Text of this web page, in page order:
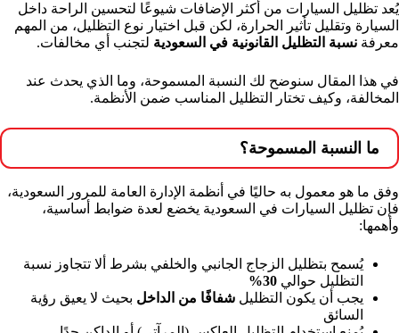
يُعد تظليل السيارات من أكثر الإضافات شيوعًا لتحسين الراحة داخل
السيارة وتقليل تأثير الحرارة، لكن قبل اختيار نوع التظليل، من المهم
معرفة نسبة التظليل القانونية في السعودية لتجنب أي مخالفات.
في هذا المقال سنوضح لك النسبة المسموحة، وما الذي يحدث عند
المخالفة، وكيف تختار التظليل المناسب ضمن الأنظمة.
ما النسبة المسموحة؟
وفق ما هو معمول به حاليًا في أنظمة الإدارة العامة للمرور السعودية،
فإن تظليل السيارات في السعودية يخضع لعدة ضوابط أساسية،
وأهمها:
يُسمح بتظليل الزجاج الجانبي والخلفي بشرط ألا تتجاوز نسبة
التظليل حوالي 30%
يجب أن يكون التظليل شفافًا من الداخل بحيث لا يعيق رؤية
السائق